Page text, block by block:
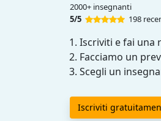
2000+ insegnanti
5/5
198
Iscriviti e fai una
Facciamo un
Scegli un
Iscriviti